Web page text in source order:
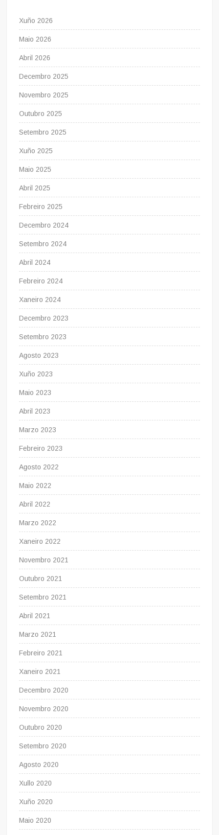
Xuño 2026
Maio 2026
Abril 2026
Decembro 2025
Novembro 2025
Outubro 2025
Setembro 2025
Xuño 2025
Maio 2025
Abril 2025
Febreiro 2025
Decembro 2024
Setembro 2024
Abril 2024
Febreiro 2024
Xaneiro 2024
Decembro 2023
Setembro 2023
Agosto 2023
Xuño 2023
Maio 2023
Abril 2023
Marzo 2023
Febreiro 2023
Agosto 2022
Maio 2022
Abril 2022
Marzo 2022
Xaneiro 2022
Novembro 2021
Outubro 2021
Setembro 2021
Abril 2021
Marzo 2021
Febreiro 2021
Xaneiro 2021
Decembro 2020
Novembro 2020
Outubro 2020
Setembro 2020
Agosto 2020
Xullo 2020
Xuño 2020
Maio 2020